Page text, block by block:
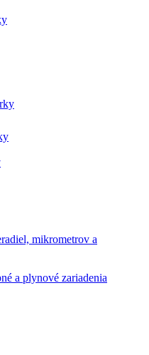
mikrometrov a
a plynové zariadenia